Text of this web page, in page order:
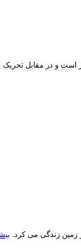
است و در مقابل
زمین زندگی می کرد.